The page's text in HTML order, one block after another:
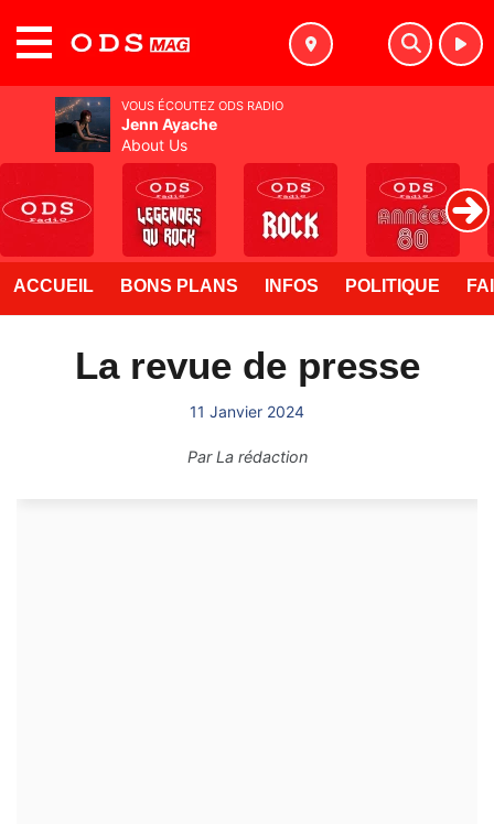
ACCUEIL BONS PLANS INFOS POLITIQUE
La revue de presse
11 Janvier 2024
ParLa rédaction
VOUS ÉCOUTEZ ODS RADIO
Jenn Ayache
About Us